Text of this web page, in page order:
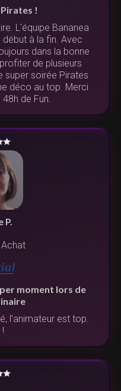
!
L'équipe Bananea
à la fin. Avec
dans la bonne
de plusieurs
super soirée Pirates
déco au top. Merci
de Fun.
P.
moment lors de
l'animateur est top.